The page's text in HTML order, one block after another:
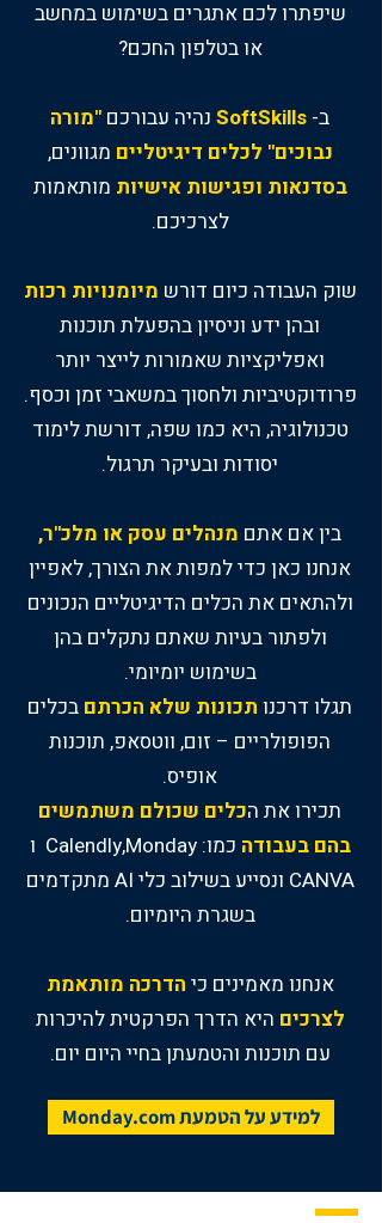
שיפתרו לכם אתגרים בשימוש במחשב
או בטלפון החכם?
ב- SoftSkills נהיה עבורכם "מורה
נבוכים" לכלים דיגיטליים מגוונים,
בסדנאות ופגישות אישיות מותאמות
לצרכיכם.
שוק העבודה כיום דורש מיומנויות רכות
ובהן ידע וניסיון בהפעלת תוכנות
ואפליקציות שאמורות לייצר יותר
פרודוקטיביות ולחסוך במשאבי זמן וכסף.
טכנולוגיה, היא כמו שפה, דורשת לימוד
יסודות ובעיקר תרגול.
בין אם אתם מנהלים עסק או מלכ"ר,
אנחנו כאן כדי למפות את הצורך, לאפיין
ולהתאים את הכלים הדיגיטליים הנכונים
ולפתור בעיות שאתם נתקלים בהן
בשימוש יומיומי.
תגלו דרכנו תכונות שלא הכרתם בכלים
הפופולריים – זום, ווטסאפ, תוכנות
אופיס.
תכירו את הכלים שכולם משתמשים
בהם בעבודה
כמו: Calendly,Monday ו
CANVA ונסייע בשילוב כלי AI מתקדמים
בשגרת היומיום.
אנחנו מאמינים כי הדרכה מותאמת
לצרכים היא הדרך הפרקטית להיכרות
עם תוכנות והטמעתן בחיי היום יום.
למידע על הטמעת Monday.com